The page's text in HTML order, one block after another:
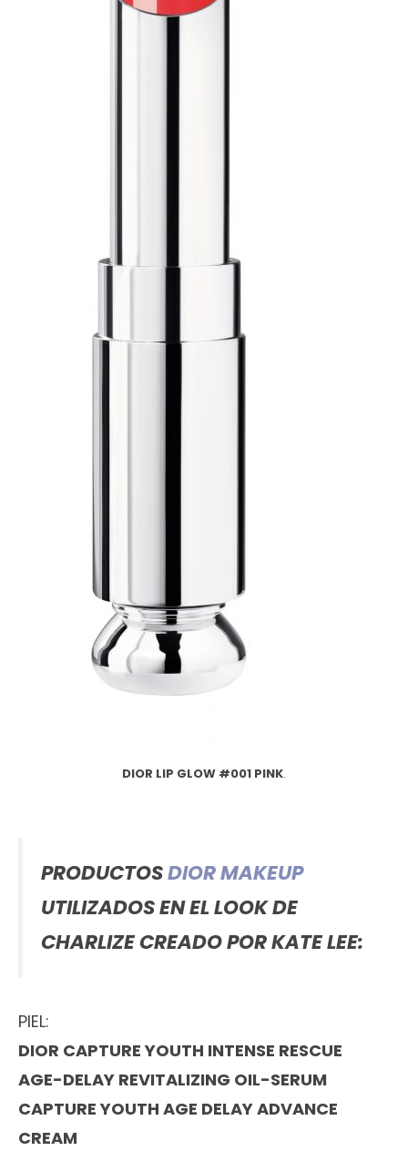
DIOR LIP GLOW #001 PINK.
PRODUCTOSDIOR MAKEUP
UTILIZADOS EN EL LOOK DE
CHARLIZE CREADO POR KATE LEE:
PIEL:
DIOR CAPTURE YOUTH INTENSE RESCUE
AGE-DELAY REVITALIZING OIL-SERUM
CAPTURE YOUTH AGE DELAY ADVANCE
CREAM